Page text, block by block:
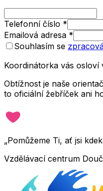
Telefonní číslo *
Emailová adresa *
Souhlasím se
Koordinátorka vás osloví
Obtížnost je naše
to oficiální žebříček ani
„Pomůžeme Ti, ať jsi
Vzdělávací centrum